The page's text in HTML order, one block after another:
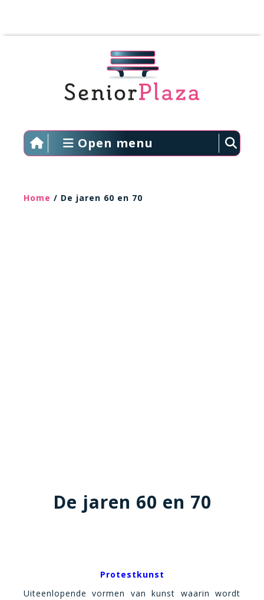
Open menu
Home / De jaren 60 en 70
De jaren 60 en 70
Protestkunst
Uiteenlopende vormen van kunst waarin wordt